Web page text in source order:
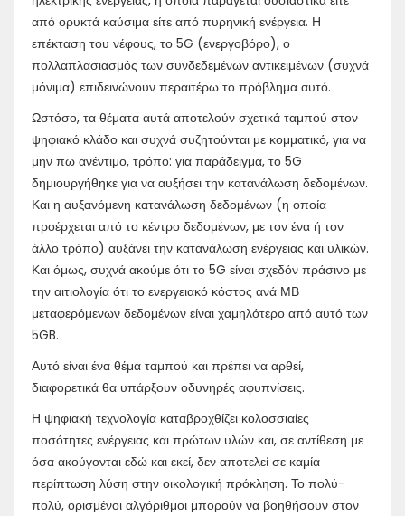
από ορυκτά καύσιμα είτε από πυρηνική ενέργεια. Η
επέκταση του νέφους, το 5G (ενεργοβόρο), ο
πολλαπλασιασμός των συνδεδεμένων αντικειμένων (συχνά
μόνιμα) επιδεινώνουν περαιτέρω το πρόβλημα αυτό.
Ωστόσο, τα θέματα αυτά αποτελούν σχετικά ταμπού στον
ψηφιακό κλάδο και συχνά συζητούνται με κομματικό, για να
μην πω ανέντιμο, τρόπο: για παράδειγμα, το 5G
δημιουργήθηκε για να αυξήσει την κατανάλωση δεδομένων.
Και η αυξανόμενη κατανάλωση δεδομένων (η οποία
προέρχεται από το κέντρο δεδομένων, με τον ένα ή τον
άλλο τρόπο) αυξάνει την κατανάλωση ενέργειας και υλικών.
Και όμως, συχνά ακούμε ότι το 5G είναι σχεδόν πράσινο με
την αιτιολογία ότι το ενεργειακό κόστος ανά ΜΒ
μεταφερόμενων δεδομένων είναι χαμηλότερο από αυτό των
5GB.
Αυτό είναι ένα θέμα ταμπού και πρέπει να αρθεί,
διαφορετικά θα υπάρξουν οδυνηρές αφυπνίσεις.
Η ψηφιακή τεχνολογία καταβροχθίζει κολοσσιαίες
ποσότητες ενέργειας και πρώτων υλών και, σε αντίθεση με
όσα ακούγονται εδώ και εκεί, δεν αποτελεί σε καμία
περίπτωση λύση στην οικολογική πρόκληση. Το πολύ-
πολύ, ορισμένοι αλγόριθμοι μπορούν να βοηθήσουν στον